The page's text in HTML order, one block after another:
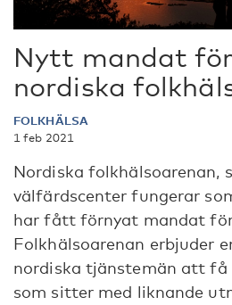
Nytt mandat
nordiska
FOLKHÄLSA
1 feb 2021
Nordiska folkhälsoarenan,
välfärdscenter fungerar
har fått förnyat mandat
Folkhälsoarenan erbjuder
nordiska tjänstemän att få
som sitter med liknande